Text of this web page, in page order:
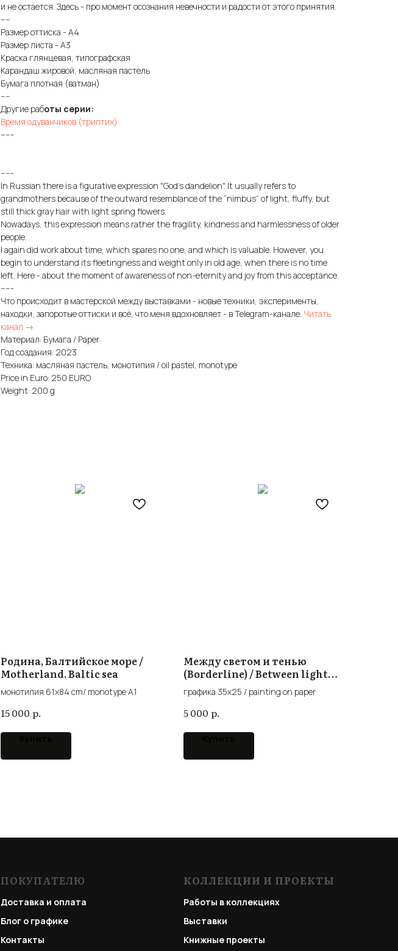
и не остается. Здесь - про момент осознания невечности и радости от этого принятия.
----
Размер оттиска - А4
Размер листа - А3
Краска глянцевая, типографская
Карандаш жировой, масляная пастель
Бумага плотная (ватман)
----
Другие работы серии:
Время одуванчиков (триптих)
-----
-----
In Russian there is a figurative expression "God's dandelion". It usually refers to
grandmothers because of the outward resemblance of the “nimbus” of light, fluffy, but
still thick gray hair with light spring flowers.
Nowadays, this expression means rather the fragility, kindness and harmlessness of older
people.
I again did work about time, which spares no one, and which is valuable. However, you
begin to understand its fleetingness and weight only in old age, when there is no time
left. Here - about the moment of awareness of non-eternity and joy from this acceptance.
-----
Что происходит в мастерской между выставками - новые техники, эксперименты,
находки, запоротые оттиски и всё, что меня вдохновляет - в Telegram-канале. Читать
канал →
Материал: Бумага / Paper
Год создания: 2023
Техника: масляная пастель, монотипия / oil pastel, monotype
Price in Euro: 250 EURO
Weight: 200 g
Родина, Балтийское море /
Motherland. Baltic sea
монотипия 61х84 cm/ monotype A1
15 000 р.
Между светом и тенью
(Borderline) / Between light
and shadow
графика 35х25 / painting on paper
5 000 р.
ПОКУПАТЕЛЮ
Доставка и оплата
Блог о графике
Контакты
КОЛЛЕКЦИИ И ПРОЕКТЫ
Работы в коллекциях
Выставки
Книжные проекты